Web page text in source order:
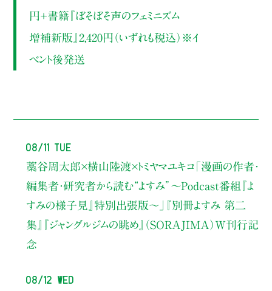
円＋書籍『ぼそぼそ声のフェミニズム
増補新版』2,420円（いずれも税込）※イ
ベント後発送
08/11 Tue
藁谷周太郎×横山陸渡×トミヤマユキコ「漫画の作者・
編集者・研究者から読む“よすみ” 〜Podcast番組『よ
すみの様子見』特別出張版〜」
『別冊よすみ 第二
集』『ジャングルジムの眺め』（SORAJIMA）W刊行記
念
08/12 Wed